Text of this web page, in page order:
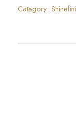
t
t
Category: